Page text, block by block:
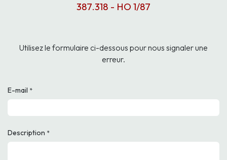
387.318 - HO 1/87
Utilisez le formulaire ci-dessous pour nous signaler une
erreur.
E-mail *
Description *